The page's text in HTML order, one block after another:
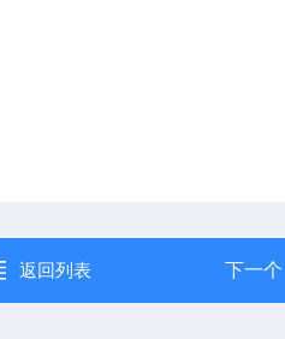
返回列表 下一个